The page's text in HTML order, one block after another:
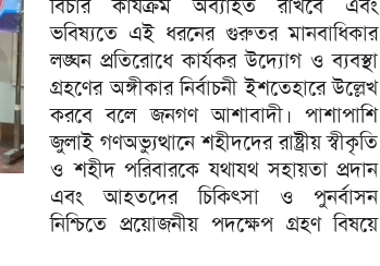
বিচার কার্যক্রম অব্যাহত রাখবে এবং
ভবিষ্যতে এই ধরনের গুরুতর মানবাধিকার
লঙ্ঘন প্রতিরোধে কার্যকর উদ্যোগ ও ব্যবস্থা
গ্রহণের অঙ্গীকার নির্বাচনী ইশতেহারে উল্লেখ
করবে বলে জনগণ আশাবাদী। পাশাপাশি
জুলাই গণঅভ্যুত্থানে শহীদদের রাষ্ট্রীয় স্বীকৃতি
ও শহীদ পরিবারকে যথাযথ সহায়তা প্রদান
এবং আহতদের চিকিৎসা ও পুনর্বাসন
নিশ্চিতে প্রয়োজনীয় পদক্ষেপ গ্রহণ বিষয়ে